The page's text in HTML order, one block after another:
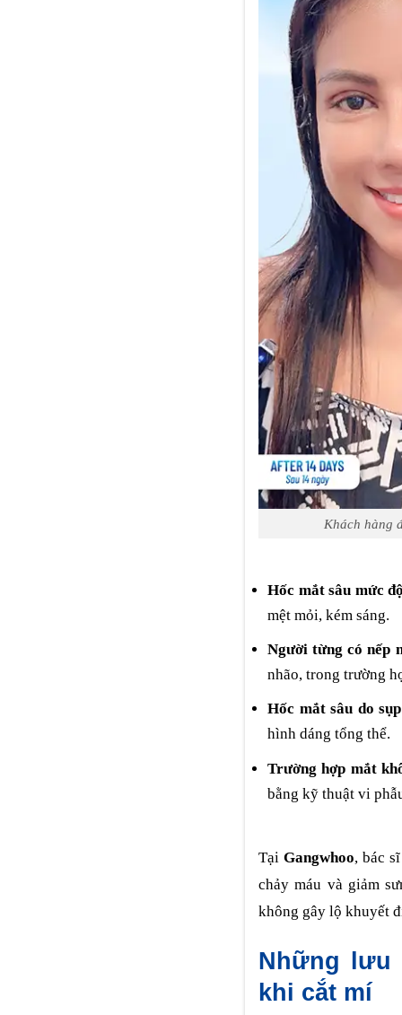
Khách hàng
Hốc mắt sâu mức
mệt mỏi, kém sáng.
Người từng có nếp
nhão, trong trường
Hốc mắt sâu do
hình dáng tổng thể.
Trường hợp mắt
bằng kỹ thuật vi
TạiGangwhoo, bác
chảy máu và giảm
không gây lộ khuyết
Những lưu
khi cắt mí